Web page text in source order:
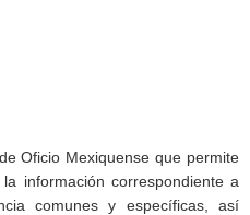
Oficio Mexiquense que permite
información correspondiente a
comunes y específicas, así